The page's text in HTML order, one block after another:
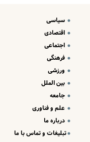
سیاسی
اقتصادی
اجتماعی
فرهنگی
ورزشی
بین الملل
جامعه
علم و فناوری
درباره ما
تبلیغات و تماس با ما